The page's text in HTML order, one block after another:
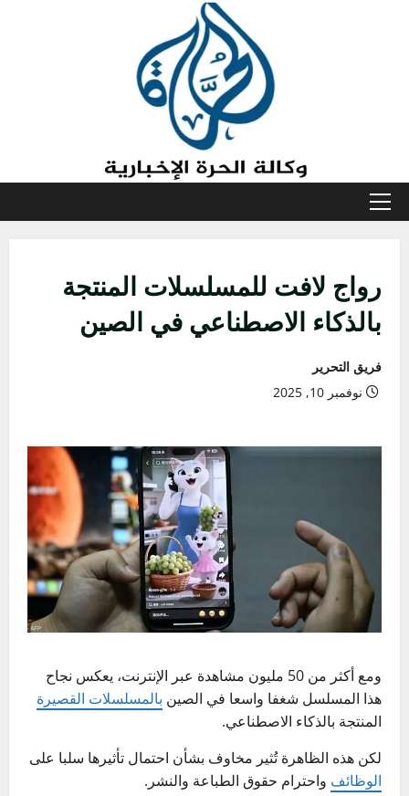
القائمة
رواج لافت للمسلسلات المنتجة
بالذكاء الاصطناعي في الصين
فريق التحرير
نوفمبر 10, 2025
ومع أكثر من 50 مليون مشاهدة عبر الإنترنت، يعكس نجاح
هذا المسلسل شغفا واسعا في الصين بالمسلسلات القصيرة
المنتجة بالذكاء الاصطناعي.
لكن هذه الظاهرة تُثير مخاوف بشأن احتمال تأثيرها سلبا على
الوظائف واحترام حقوق الطباعة والنشر.